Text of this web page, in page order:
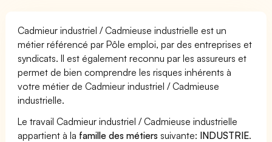
Cadmieur industriel / Cadmieuse industrielle est un
métier référencé par Pôle emploi, par des entreprises et
syndicats. Il est également reconnu par les assureurs et
permet de bien comprendre les risques inhérents à
votre métier de Cadmieur industriel / Cadmieuse
industrielle.
Le travail Cadmieur industriel / Cadmieuse industrielle
appartient à la famille des métiers suivante: INDUSTRIE.